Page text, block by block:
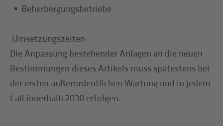
Beherbergungsbetriebe
Umsetzungszeiten
Die Anpassung bestehender Anlagen an die neuen
Bestimmungen dieses Artikels muss spätestens bei
der ersten außerordentlichen Wartung und in jedem
Fall innerhalb 2030 erfolgen.